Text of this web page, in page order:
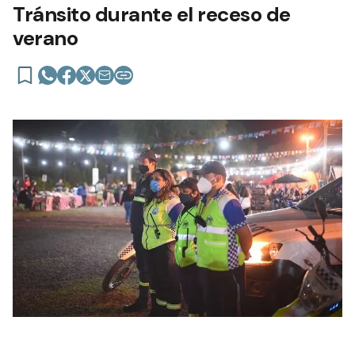
Tránsito durante el receso de
verano